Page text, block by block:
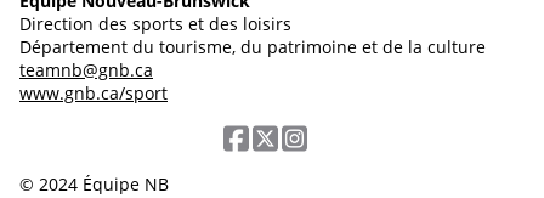
Direction des sports et des loisirs
Département du tourisme, du patrimoine et de la culture
teamnb@gnb.ca
www.gnb.ca/sport
© 2024 Équipe NB